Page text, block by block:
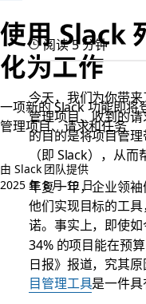
使用 Slack
化为工作
一项新的 Slack 功能即将
管理项目、请求和任务
由 Slack 团队提供
2025 年 8 月 19 日
阅读 5 分钟
今天，我们为你带
管理项目、收到的
的目的是将项目管
（即 Slack），从而
年复一年，企业领
他们实现目标的工
诺。事实上，即使
34% 的项目能在预
日报》报道，究其
目管理工具是一件具